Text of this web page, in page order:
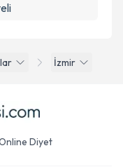
İzmir
Diyet